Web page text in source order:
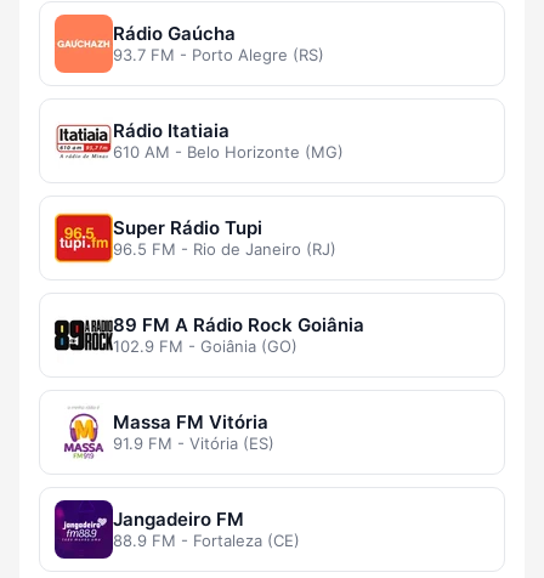
Rádio Gaúcha
93.7 FM - Porto Alegre (RS)
Rádio Itatiaia
610 AM - Belo Horizonte (MG)
Super Rádio Tupi
96.5 FM - Rio de Janeiro (RJ)
89 FM A Rádio Rock Goiânia
102.9 FM - Goiânia (GO)
Massa FM Vitória
91.9 FM - Vitória (ES)
Jangadeiro FM
88.9 FM - Fortaleza (CE)